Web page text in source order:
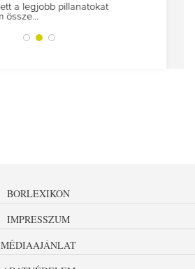
az utolsó...
BORLEXIKON
IMPRESSZUM
MÉDIAAJÁNLAT